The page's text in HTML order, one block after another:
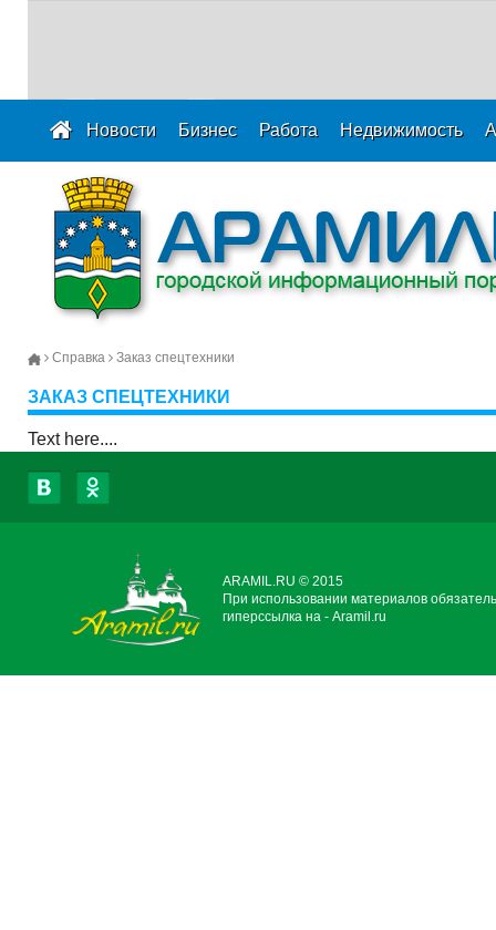
Новости Бизнес Работа Недвижимость
Справка Заказ спецтехники
ЗАКАЗ СПЕЦТЕХНИКИ
Text here....
ARAMIL.RU © 2015
При использовании материалов
гиперссылка на - Aramil.ru